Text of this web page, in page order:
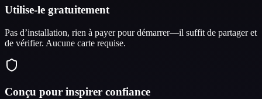
Utilise-le gratuitement
Pas d’installation, rien à payer pour démarrer—il suffit de partager et
de vérifier. Aucune carte requise.
Conçu pour inspirer confiance